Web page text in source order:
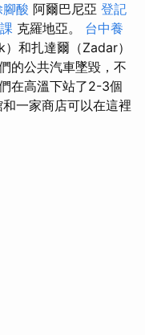
酸 阿爾巴尼亞 登記
克羅地亞。 台中養
和扎達爾（Zadar）
的公共汽車墜毀，不
在高溫下站了2-3個
一家商店可以在這裡